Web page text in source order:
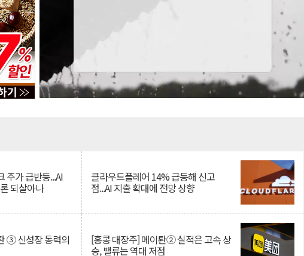
주가 급반등...AI
되살아나
클라우드플레어 14% 급등해 신고
점...AI 지출 확대에 전망 상향
③ 신성장 동력의 [홍콩 대장주] 메이퇀② 실적은 고속 상
승, 밸류는 역대 저점